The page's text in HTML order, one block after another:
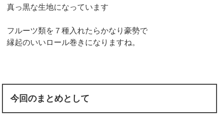
真っ黒な生地になっています
フルーツ類を７種入れたらかなり豪勢で
縁起のいいロール巻きになりますね。
今回のまとめとして